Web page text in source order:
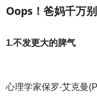
Oops！爸妈千万别
1.不发更大的脾气
心理学家保罗‧艾克曼